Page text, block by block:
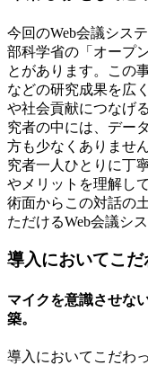
今回のWeb会議シス
部科学省の「オープ
とがあります。この
などの研究成果を広
や社会貢献につなげ
究者の中には、デー
方も少なくありませ
究者一人ひとりに丁
やメリットを理解し
術面からこの対話の
ただけるWeb会議シ
導入においてこだ
マイクを意識させな
築。
導入においてこだわ